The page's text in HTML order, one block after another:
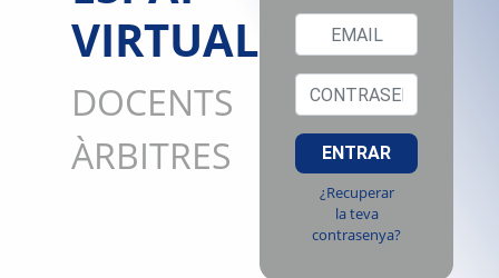
VIRTUAL
DOCENTS
ÀRBITRES
ENTRAR
¿Recuperar
la teva
contrasenya?